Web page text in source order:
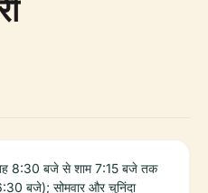
8:30 बजे से शाम 7:15 बजे तक
बजे); सोमवार और चुनिंदा